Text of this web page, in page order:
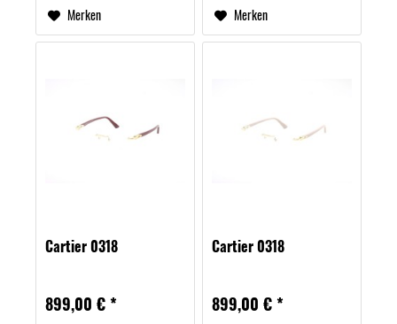
Merken Merken
Cartier 0318
899,00 € *
Cartier 0318
899,00 € *